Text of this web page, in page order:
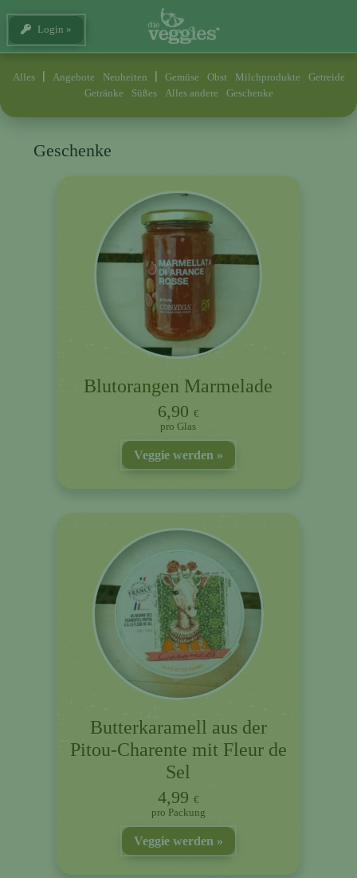
Login
Alles Angebote Neuheiten Gemüse Obst Milchprodukte
Getreide
Getränke
Süßes Alles andere Geschenke
Geschenke
Blutorangen Marmelade
6,90 €
Glas
Veggie werden
Butterkaramell aus der
Pitou-Charente mit Fleur de
Sel
4,99 €
Packung
Veggie werden